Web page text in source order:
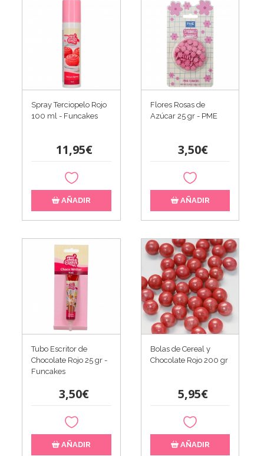
Spray Terciopelo Rojo
100 ml - Funcakes
11,95€
AÑADIR
Flores Rosas de
Azúcar 25 gr - PME
3,50€
AÑADIR
Tubo Escritor de
Chocolate Rojo 25 gr -
Funcakes
3,50€
AÑADIR
Bolas de Cereal y
Chocolate Rojo 200 gr
5,95€
AÑADIR